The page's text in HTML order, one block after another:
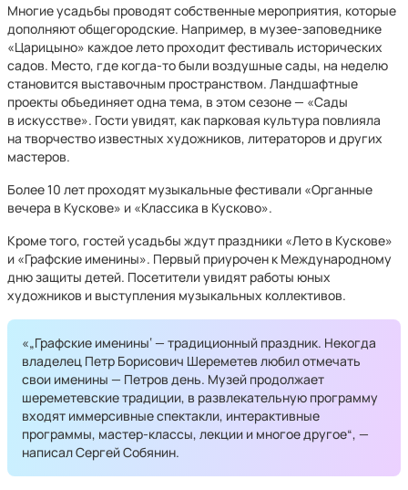
Многие усадьбы проводят собственные мероприятия, которые
дополняют общегородские. Например, в музее-заповеднике
«Царицыно» каждое лето проходит фестиваль исторических
садов. Место, где когда-то были воздушные сады, на неделю
становится выставочным пространством. Ландшафтные
проекты объединяет одна тема, в этом сезоне — «Сады
в искусстве». Гости увидят, как парковая культура повлияла
на творчество известных художников, литераторов и других
мастеров.
Более 10 лет проходят музыкальные фестивали «Органные
вечера в Кускове» и «Классика в Кусково».
Кроме того, гостей усадьбы ждут праздники «Лето в Кускове»
и «Графские именины». Первый приурочен к Международному
дню защиты детей. Посетители увидят работы юных
художников и выступления музыкальных коллективов.
«„Графские именины‘ — традиционный праздник. Некогда
владелец Петр Борисович Шереметев любил отмечать
свои именины — Петров день. Музей продолжает
шереметевские традиции, в развлекательную программу
входят иммерсивные спектакли, интерактивные
программы, мастер-классы, лекции и многое другое“, —
написал Сергей Собянин.